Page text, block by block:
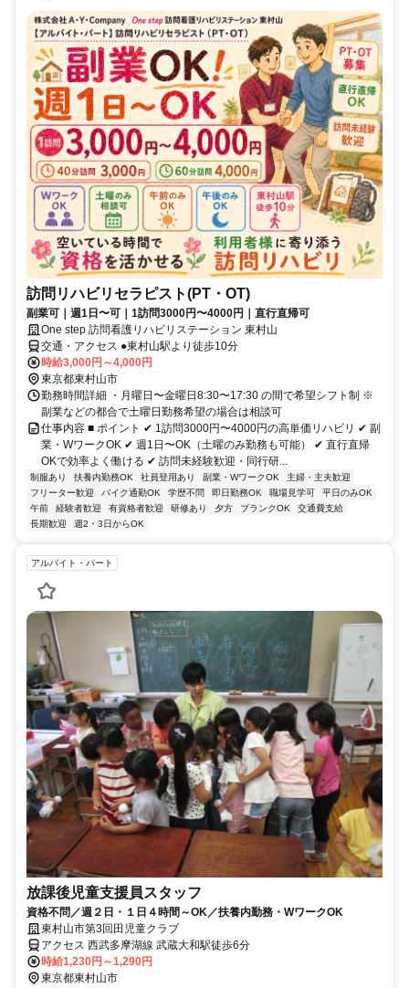
訪問リハビリセラピスト(PT・OT)
副業可｜週1日〜可｜1訪問3000円〜4000円｜直行直帰可
One step 訪問看護リハビリステーション 東村山
交通・アクセス ●東村山駅より徒歩10分
時給3,000円～4,000円
東京都東村山市
勤務時間詳細 ・月曜日〜金曜日8:30〜17:30 の間で希望シフト制 ※
副業などの都合で土曜日勤務希望の場合は相談可
仕事内容 ■ ポイント ✔ 1訪問3000円〜4000円の高単価リハビリ ✔ 副
業・WワークOK ✔ 週1日〜OK（土曜のみ勤務も可能） ✔ 直行直帰
OKで効率よく働ける ✔ 訪問未経験歓迎・同行研...
制服あり 扶養内勤務OK 社員登用あり 副業・WワークOK
主婦・主夫歓迎
フリーター歓迎
バイク通勤OK 学歴不問 即日勤務OK 職場見学可
平日のみOK
午前
経験者歓迎 有資格者歓迎 研修あり 夕方 ブランクOK
交通費支給
長期歓迎
週2・3日からOK
アルバイト・パート
放課後児童支援員スタッフ
資格不問／週２日・１日４時間～OK／扶養内勤務・WワークOK
東村山市第3回田児童クラブ
アクセス 西武多摩湖線 武蔵大和駅徒歩6分
時給1,230円～1,290円
東京都東村山市